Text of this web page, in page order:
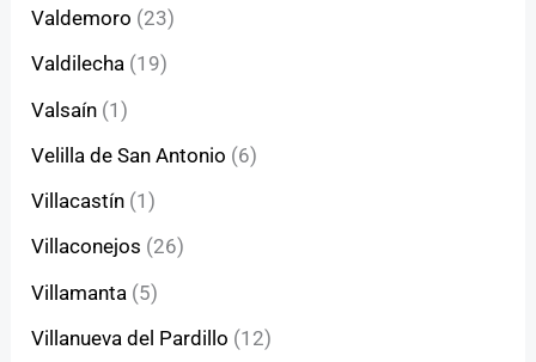
Valdemoro (23)
Valdilecha (19)
Valsaín (1)
Velilla de San Antonio (6)
Villacastín (1)
Villaconejos (26)
Villamanta (5)
Villanueva del Pardillo (12)